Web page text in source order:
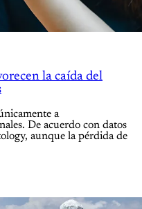
la caída del
a
De acuerdo con datos
aunque la pérdida de